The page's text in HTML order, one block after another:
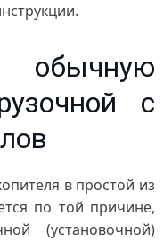
с
в простой из
по той причине,
(установочной)